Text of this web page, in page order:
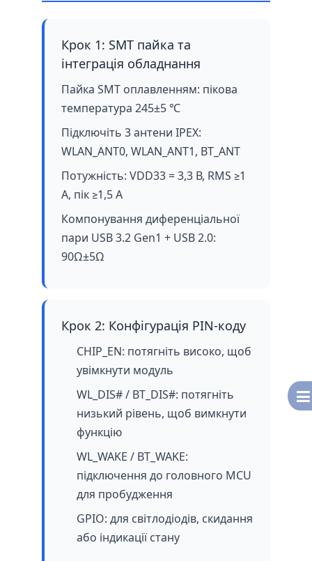
Крок 1: SMT пайка та
інтеграція обладнання
Пайка SMT оплавленням: пікова
температура 245±5 ℃
Підключіть 3 антени IPEX:
WLAN_ANT0, WLAN_ANT1, BT_ANT
Потужність: VDD33 = 3,3 В, RMS ≥1
A, пік ≥1,5 A
Компонування диференціальної
пари USB 3.2 Gen1 + USB 2.0:
90Ω±5Ω
Крок 2: Конфігурація PIN-коду
CHIP_EN: потягніть високо, щоб
увімкнути модуль
WL_DIS# / BT_DIS#: потягніть
низький рівень, щоб вимкнути
функцію
WL_WAKE / BT_WAKE:
підключення до головного MCU
для пробудження
GPIO: для світлодіодів, скидання
або індикації стану